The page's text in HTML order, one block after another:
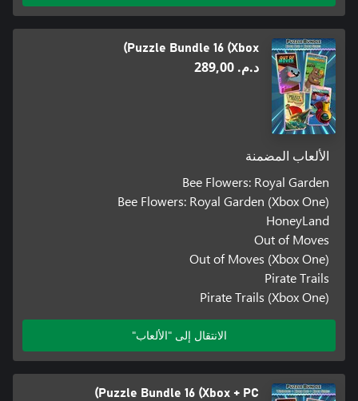
Puzzle Bundle 16 (Xbox)
د.م.‏ 289,00
الألعاب المضمنة
Bee Flowers: Royal Garden
Bee Flowers: Royal Garden (Xbox One)
HoneyLand
Out of Moves
Out of Moves (Xbox One)
Pirate Trails
Pirate Trails (Xbox One)
الانتقال إلى "الألعاب"
Puzzle Bundle 16 (Xbox + PC)